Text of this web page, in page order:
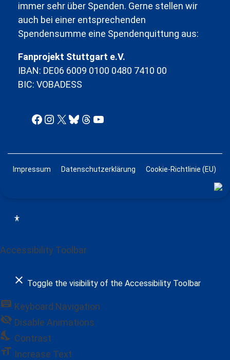
immer sehr über Spenden. Gerne stellen wir
auch bei einer entsprechenden
Spendensumme eine Spendenquittung aus:
Fanprojekt Stuttgart e.V.
IBAN: DE06 6009 0100 0480 7410 00
BIC: VOBADESS
Facebook
Instagram
X Bluesky
Threads
YouTube
Impressum Datenschutzerklärung Cookie-Richtlinie (EU)
Accessibility Toolbar
close Toggle the visibility of the Accessibility Toolbar
keyboard Keyboard Navigation
visibility_off Disable Animations
nights_stay Contrast
format_size Increase Text